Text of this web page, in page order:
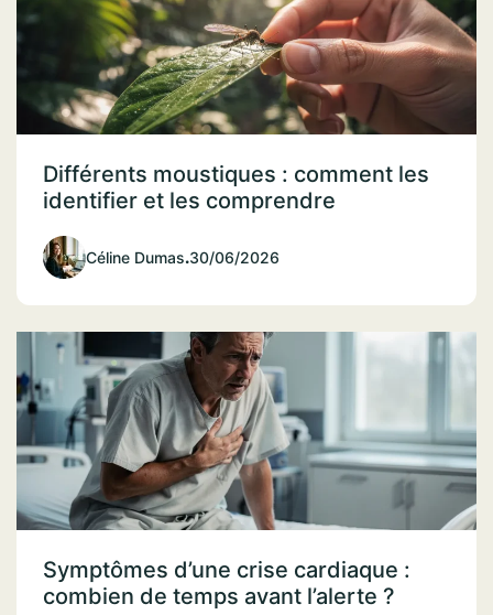
Différents moustiques : comment les
identifier et les comprendre
Céline Dumas.30/06/2026
Symptômes d’une crise cardiaque :
combien de temps avant l’alerte ?